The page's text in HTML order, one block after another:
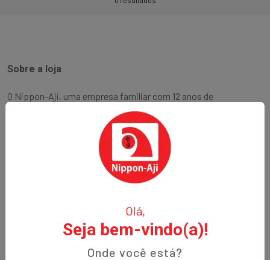
Olá,
Seja bem-vindo(a)!
Onde você está?
Sobre a loja
O Nippon-Aji, uma empresa familiar com 12 anos de
experiência, é especializada em produtos orientais e naturais.
Fundada no bairro Bigorrilho em Curitiba, temos o
compromisso de oferecer aos nossos clientes qualidade,
preços justos e um atendimento excepcional. Descubra a
autenticidade e a tradição em cada produto!
Termos de Uso
Política de Privacidade